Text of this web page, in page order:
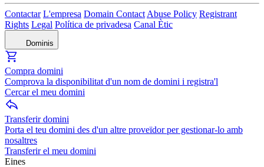
Contactar L'empresa Domain Contact Abuse Policy Registrant
Rights Legal Política de privadesa Canal Ètic
Dominis
Compra domini
Comprova la disponibilitat d'un nom de domini i registra'l
Cercar el meu domini
Transferir domini
Porta el teu domini des d'un altre proveïdor per gestionar-lo amb
nosaltres
Transferir el meu domini
Eines